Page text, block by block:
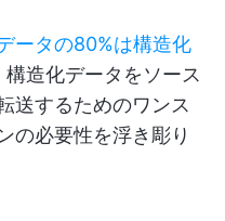
ータの80%は構造化
造化データをソース
送するためのワンス
の必要性を浮き彫り